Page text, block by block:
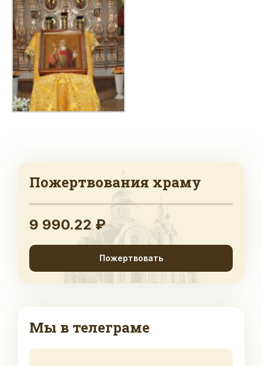
Пожертвования храму
9 990.22 ₽
Пожертвовать
Мы в телеграме